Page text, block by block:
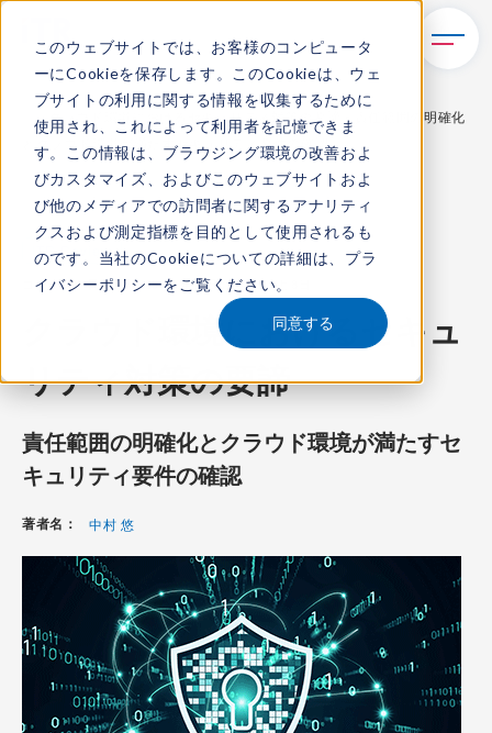
このウェブサイトでは、お客様のコンピュータ
ーにCookieを保存します。このCookieは、ウェ
ブサイトの利用に関する情報を収集するために
使用され、これによって利用者を記憶できま
す。この情報は、ブラウジング環境の改善およ
びカスタマイズ、およびこのウェブサイトおよ
び他のメディアでの訪問者に関するアナリティ
クスおよび測定指標を目的として使用されるも
のです。当社のCookieについての詳細は、 プラ
イバシーポリシーをご覧ください。
同意する
TOP
レポート・ライブラリ
クラウド環境におけるセキュリティ対策の要諦 - 責任範囲の明確化
とクラウド環境が満たすセキュリティ要件の確認 -
ITR Review
コンテンツ番号：R-225043 発刊日：2025年4月8日
クラウド環境におけるセキュ
リティ対策の要諦
責任範囲の明確化とクラウド環境が満たすセ
キュリティ要件の確認
著者名： 中村 悠